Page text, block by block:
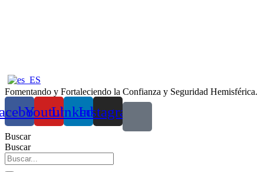
Fomentando y Fortaleciendo la Confianza y Seguridad Hemisférica.
YoutubeLinkedin
Instagram
Buscar
Buscar